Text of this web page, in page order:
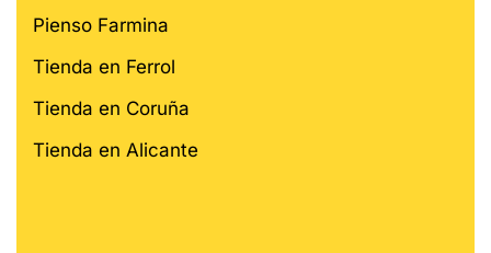
Pienso Farmina
Tienda en Ferrol
Tienda en Coruña
Tienda en Alicante